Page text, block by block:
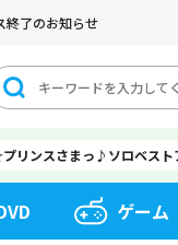
終了のお知らせ
リンスさまっ♪ソロベスト
ゲーム